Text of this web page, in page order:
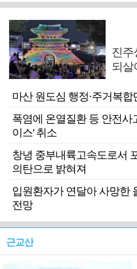
진주
되살
마산 원도심 행정·주거복
폭염에 온열질환 등 안전사
이스' 취소
창녕 중부내륙고속도로서
의탄으로 밝혀져
입원환자가 연달아 사망한
전망
근교산